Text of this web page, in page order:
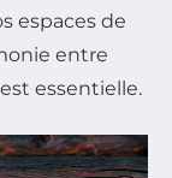
espaces de
entre
essentielle.